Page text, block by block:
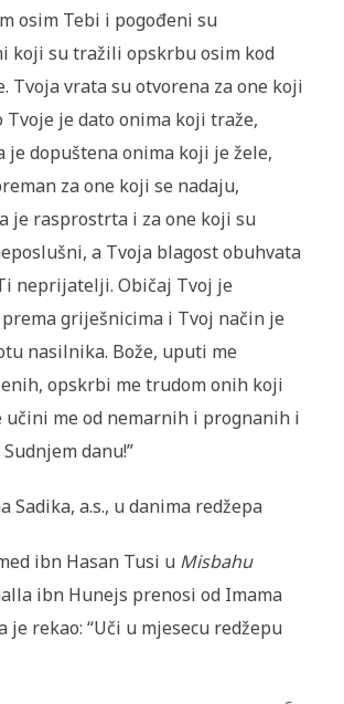
osim Tebi i pogođeni su
koji su tražili opskrbu osim kod
Tvoja vrata su otvorena za one koji
Tvoje je dato onima koji traže,
je dopuštena onima koji je žele,
za one koji se nadaju,
je rasprostrta i za one koji su
a Tvoja blagost obuhvata
neprijatelji. Običaj Tvoj je
prema griješnicima i Tvoj način je
nasilnika. Bože, uputi me
opskrbi me trudom onih koji
učini me od nemarnih i prognanih i
danu!”
Sadika, a.s., u danima redžepa
ibn Hasan Tusi u Misbahu
ibn Hunejs prenosi od Imama
je rekao: “Uči u mjesecu redžepu